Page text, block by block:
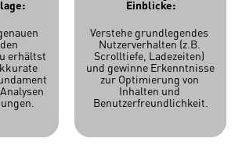
erhältst
Einblicke:
Verstehe grundlegendes
Nutzerverhalten (z.B.
Scrolltiefe, Ladezeiten)
und gewinne Erkenntnisse
zur Optimierung von
Inhalten und
Benutzerfreundlichkeit.